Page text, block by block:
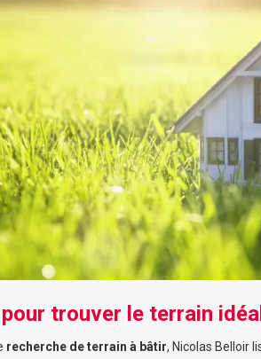
trouver le terrain idéal
recherche de terrain à bâtir, Nicolas Belloir